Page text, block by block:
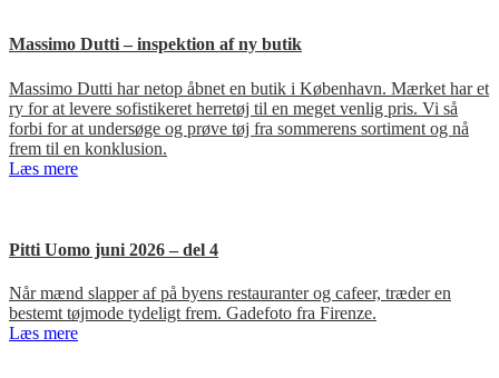
Massimo Dutti – inspektion af ny butik
Massimo Dutti har netop åbnet en butik i København. Mærket har et
ry for at levere sofistikeret herretøj til en meget venlig pris. Vi så
forbi for at undersøge og prøve tøj fra sommerens sortiment og nå
frem til en konklusion.
Læs mere
Pitti Uomo juni 2026 – del 4
Når mænd slapper af på byens restauranter og cafeer, træder en
bestemt tøjmode tydeligt frem. Gadefoto fra Firenze.
Læs mere